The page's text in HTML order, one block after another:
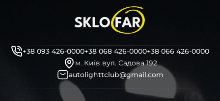
+38 093 426-0000+38 068 426-0000+38 066 426-0000
м. Київ вул. Садова 192
autolighttclub@gmail.com